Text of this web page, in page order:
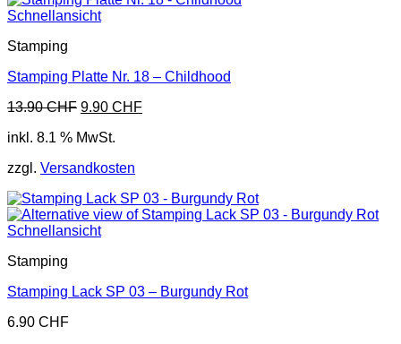
Schnellansicht
Stamping
Stamping Platte Nr. 18 – Childhood
13.90CHF Ursprünglicher
war:
9.90 CHFAktueller
inkl. 8.1 % MwSt.
zzgl. Versandkosten
Schnellansicht
Stamping
Stamping Lack SP 03 – Burgundy Rot
6.90 CHF